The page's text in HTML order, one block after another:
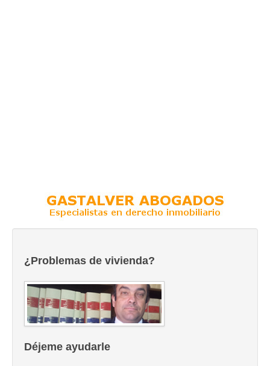
¿Problemas de vivienda?
Déjeme ayudarle